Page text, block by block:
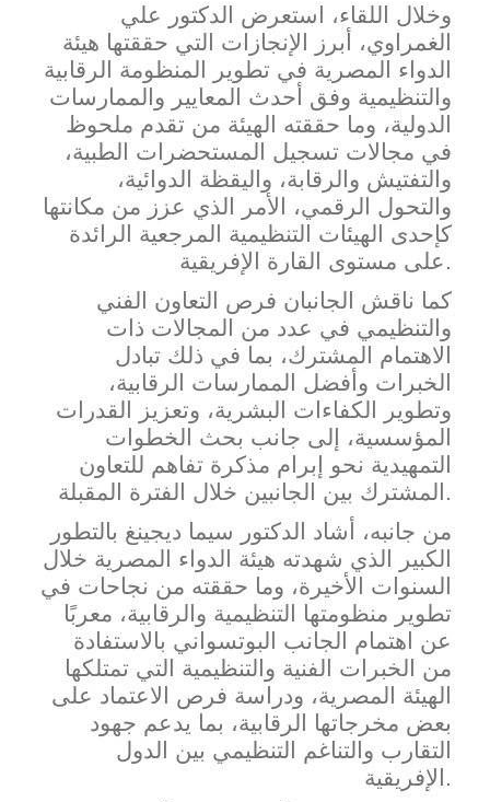
وخلال اللقاء، استعرض الدكتور علي
الغمراوي، أبرز
الإنجازات التي حققتها هيئة
الدواء المصرية في تطوير المنظومة الرقابية
والتنظيمية وفق أحدث المعايير والممارسات
الدولية، وما حققته الهيئة من تقدم ملحوظ
في مجالات تسجيل المستحضرات الطبية،
والتفتيش والرقابة، واليقظة الدوائية،
والتحول الرقمي، الأمر الذي عزز من مكانتها
كإحدى الهيئات التنظيمية المرجعية الرائدة
على مستوى القارة الإفريقية.
كما ناقش الجانبان فرص التعاون الفني
والتنظيمي في عدد من المجالات ذات
الاهتمام المشترك، بما في ذلك تبادل
الخبرات وأفضل الممارسات الرقابية،
وتطوير الكفاءات البشرية، وتعزيز القدرات
المؤسسية، إلى جانب بحث الخطوات
التمهيدية نحو إبرام مذكرة تفاهم للتعاون
المشترك بين الجانبين خلال الفترة المقبلة.
من جانبه، أشاد الدكتور سيما ديجينغ بالتطور
الكبير الذي شهدته هيئة الدواء المصرية خلال
السنوات الأخيرة، وما حققته من نجاحات في
تطوير منظومتها التنظيمية والرقابية، معربًا
عن اهتمام الجانب البوتسواني بالاستفادة
من الخبرات الفنية والتنظيمية التي تمتلكها
الهيئة المصرية، ودراسة فرص الاعتماد على
بعض مخرجاتها الرقابية، بما يدعم جهود
التقارب والتناغم التنظيمي بين الدول
الإفريقية.